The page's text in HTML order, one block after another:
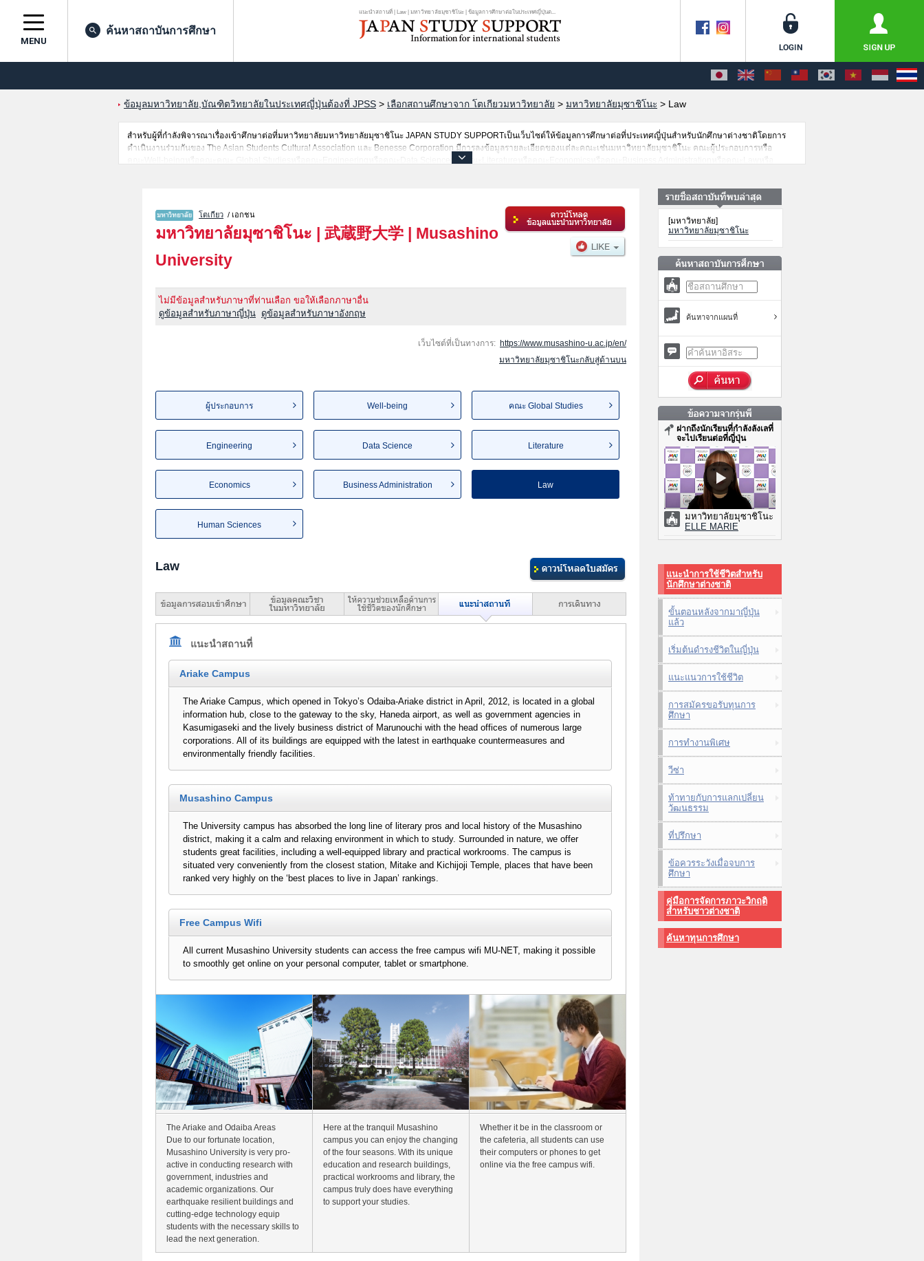
แนะนำสถานที่ | Law | มหาวิทยาลัยมุซาชิโนะ | ข้อมูลการศึกษาต่อในประเทศญี่ปุ่นต...
MENU
ค้นหาสถาบันการศึกษา
ข้อมูลมหาวิทยาลัย,บัณฑิตวิทยาลัยในประเทศญี่ปุ่นต้องที่ JPSS > เลือกสถานศึกษาจาก โตเกียวมหาวิทยาลัย > มหาวิทยาลัยมุซาชิโนะ > Law
สำหรับผู้ที่กำลังพิจารณาเรื่องเข้าศึกษาต่อที่มหาวิทยาลัยมหาวิทยาลัยมุซาชิโนะ JAPAN STUDY SUPPORTเป็นเว็บไซต์ให้ข้อมูลการศึกษาต่อที่ประเทศญี่ปุ่นสำหรับนักศึกษาต่างชาติโดยการ
ดำเนินงานร่วมกันของ The Asian Students Cultural Association และ Benesse Corporation มีการลงข้อมูลรายละเอียดของแต่ละคณะเช่นมหาวิทยาลัยมุซาชิโนะ คณะผู้ประกอบการหรือ
คณะWell-beingหรือคณะคณะ Global StudiesหรือคณะEngineeringหรือคณะData ScienceหรือคณะLiteratureหรือคณะEconomicsหรือคณะBusiness AdministrationหรือคณะLawหรือ
โตเกียว / เอกชน
มหาวิทยาลัยมุซาชิโนะ | 武蔵野大学 | Musashino
University
ไม่มีข้อมูลสำหรับภาษาที่ท่านเลือก ขอให้เลือกภาษาอื่น
ดูข้อมูลสำหรับภาษาญี่ปุ่น ดูข้อมูลสำหรับภาษาอังกฤษ
เว็บไซต์ที่เป็นทางการ: https://www.musashino-u.ac.jp/en/
มหาวิทยาลัยมุซาชิโนะกลับสู่ด้านบน
ผู้ประกอบการ Well-being คณะ Global Studies
Engineering Data Science Literature
Economics Business Administration Law
Human Sciences
Law
แนะนำสถานที่
Ariake Campus
The Ariake Campus, which opened in Tokyo’s Odaiba-Ariake district in April, 2012, is located in a global
information hub, close to the gateway to the sky, Haneda airport, as well as government agencies in
Kasumigaseki and the lively business district of Marunouchi with the head offices of numerous large
corporations. All of its buildings are equipped with the latest in earthquake countermeasures and
environmentally friendly facilities.
Musashino Campus
The University campus has absorbed the long line of literary pros and local history of the Musashino
district, making it a calm and relaxing environment in which to study. Surrounded in nature, we offer
students great facilities, including a well-equipped library and practical workrooms. The campus is
situated very conveniently from the closest station, Mitake and Kichijoji Temple, places that have been
ranked very highly on the ‘best places to live in Japan’ rankings.
Free Campus Wifi
All current Musashino University students can access the free campus wifi MU-NET, making it possible
to smoothly get online on your personal computer, tablet or smartphone.
The Ariake and Odaiba Areas
Due to our fortunate location,
Musashino University is very pro-
active in conducting research with
government, industries and
academic organizations. Our
earthquake resilient buildings and
cutting-edge technology equip
students with the necessary skills to
lead the next generation.
Here at the tranquil Musashino
campus you can enjoy the changing
of the four seasons. With its unique
education and research buildings,
practical workrooms and library, the
campus truly does have everything
to support your studies.
Whether it be in the classroom or
the cafeteria, all students can use
their computers or phones to get
online via the free campus wifi.
[มหาวิทยาลัย]
มหาวิทยาลัยมุซาชิโนะ
ค้นหาจากแผนที่
ฝากถึงนักเรียนที่กำลังลังเลที่
จะไปเรียนต่อที่ญี่ปุ่น
มหาวิทยาลัยมุซาชิโนะ
ELLE MARIE
แนะนำการใช้ชีวิตสำหรับ
นักศึกษาต่างชาติ
ขั้นตอนหลังจากมาญี่ปุ่น
แล้ว
เริ่มต้นดำรงชีวิตในญี่ปุ่น
แนะแนวการใช้ชีวิต
การสมัครขอรับทุนการ
ศึกษา
การทำงานพิเศษ
วีซ่า
ท้าทายกับการแลกเปลี่ยน
วัฒนธรรม
ที่ปรึกษา
ข้อควรระวังเมื่อจบการ
ศึกษา
คู่มือการจัดการภาวะวิกฤติ
สำหรับชาวต่างชาติ
ค้นหาทุนการศึกษา